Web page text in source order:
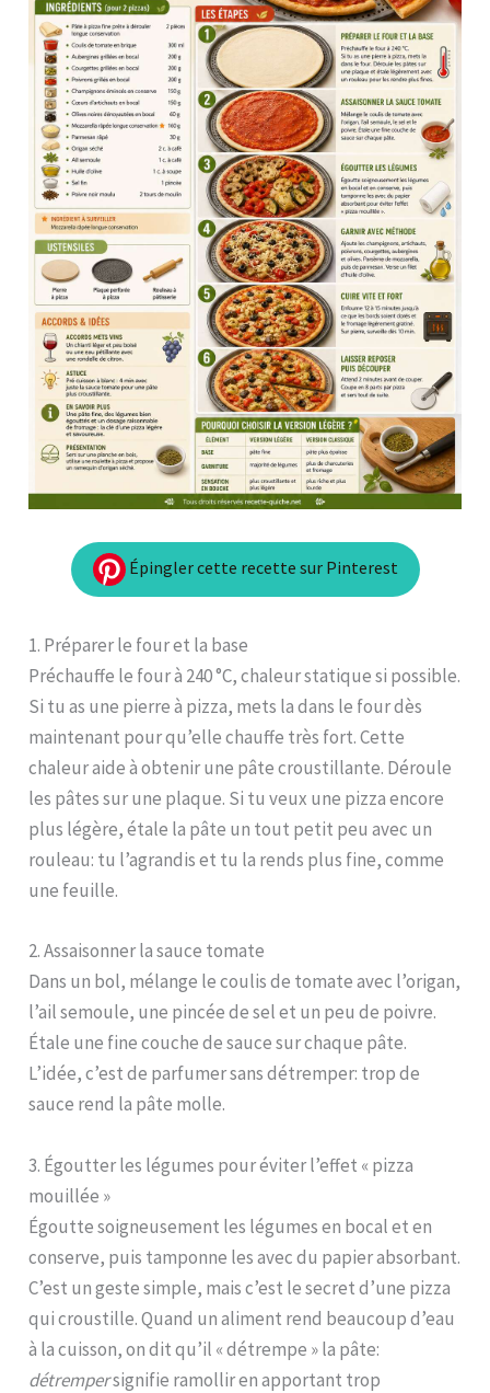
Épingler cette recette sur Pinterest
1. Préparer le four et la base
Préchauffe le four à 240 °C, chaleur statique si possible.
Si tu as une pierre à pizza, mets la dans le four dès
maintenant pour qu’elle chauffe très fort. Cette
chaleur aide à obtenir une pâte croustillante. Déroule
les pâtes sur une plaque. Si tu veux une pizza encore
plus légère, étale la pâte un tout petit peu avec un
rouleau: tu l’agrandis et tu la rends plus fine, comme
une feuille.
2. Assaisonner la sauce tomate
Dans un bol, mélange le coulis de tomate avec l’origan,
l’ail semoule, une pincée de sel et un peu de poivre.
Étale une fine couche de sauce sur chaque pâte.
L’idée, c’est de parfumer sans détremper: trop de
sauce rend la pâte molle.
3. Égoutter les légumes pour éviter l’effet « pizza
mouillée »
Égoutte soigneusement les légumes en bocal et en
conserve, puis tamponne les avec du papier absorbant.
C’est un geste simple, mais c’est le secret d’une pizza
qui croustille. Quand un aliment rend beaucoup d’eau
à la cuisson, on dit qu’il « détrempe » la pâte:
détrempersignifie ramollir en apportant trop